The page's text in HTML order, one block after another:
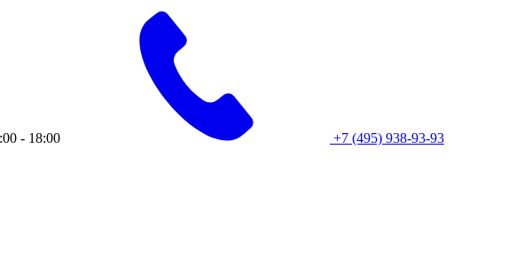
- 18:00 +7 (495) 938-93-93